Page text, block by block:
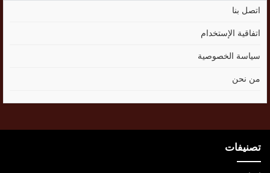
اتصل بنا
اتفاقية الإستخدام
سياسة الخصوصية
من نحن
تصنيفات